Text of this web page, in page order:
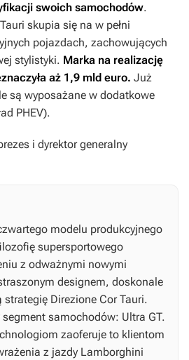
swoich samochodów.
skupia się na w pełni
pojazdach, zachowujących
stylistyki. Marka na realizację
aż 1,9 mld euro. Już
są wyposażane w dodatkowe
PHEV).
i dyrektor generalny
modelu produkcyjnego
supersportowego
z odważnymi nowymi
designem, doskonale
Direzione Cor Tauri.
samochodów: Ultra GT.
zaoferuje to klientom
z jazdy Lamborghini